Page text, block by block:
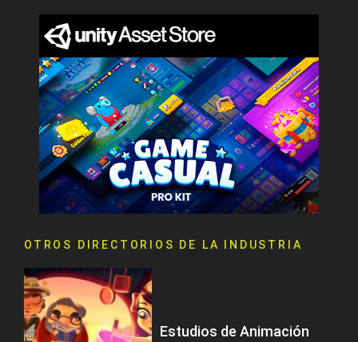
OTROS DIRECTORIOS DE LA INDUSTRIA
Estudios de Animación